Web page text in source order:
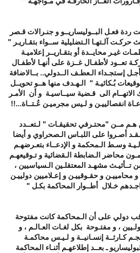
ردة فعـل البــوليساريــو و جنـرالات قـصر
حركـت آلـتهـا الـتضليلية ســواء بتقـاريـر "
غيـر محايــدة أو بتقـاريــر إعلاميـة
تعــود لأطفـال غــزة على أنهـا لأطفـال
إستجـداء الـعطـف الــدولي.. بــالاضافة
بُـكائيـة " الـهـدف منها هــو تحويــل
الاتهــام الى قـضية سيــاسيـة و أن الأمـر
انفصالييـن و لـيس مجرميـن عُـتــاة...!!
هـم مــن "محتـرفي تحقيقـات " لـتعــدد
أصـروا على اللبـاس الـصحراوي و أيضا
وسـط الـمحكمة و الإدعــاء بتعـرضهـم
محاضر الـضابطة الـقضائية و تـوقيعهـم
تــأثيـث مشهـد المعتقلـين الـسياسيين ،
محامييـن و حقـوقييـن و إعـلاميين دولييـن
خـلال أطــوار المحاكمة بكـل "
دولي على أن الـمحاكمة كانت مفتوحة
، و مفتـوحة بكل لغـات العـالـم ، و
كـارثــة إنسـانيــة و لـيـس محاكمـة
ـ بعــد إطلاعهـم أثنـاء المحاكمة